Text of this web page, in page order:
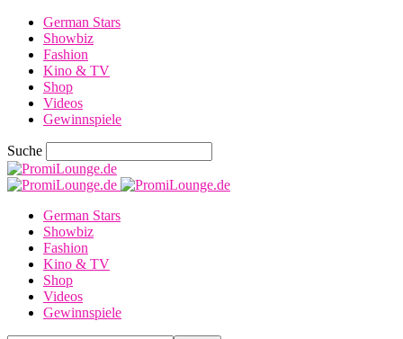
German Stars
Showbiz
Fashion
Kino & TV
Shop
Videos
Gewinnspiele
Suche
German Stars
Showbiz
Fashion
Kino & TV
Shop
Videos
Gewinnspiele